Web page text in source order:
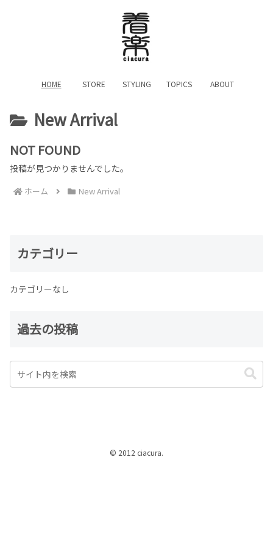
HOME STORE STYLING TOPICS ABOUT
New Arrival
NOT FOUND
投稿が見つかりませんでした。
ホーム New Arrival
カテゴリー
カテゴリーなし
過去の投稿
© 2012 ciacura.